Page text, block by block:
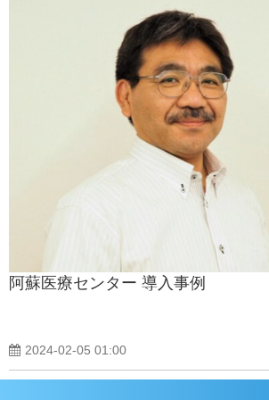
阿蘇医療センター 導入事例
2024-02-05 01:00